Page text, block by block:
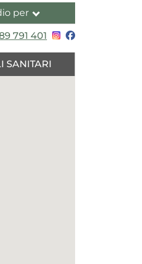
per
791 401
SANITARI